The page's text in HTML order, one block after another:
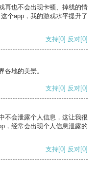
再也不会出现卡顿、掉线的情
个app，我的游戏水平提升了
支持[0] 反对[0]
各地的美景。
支持[0] 反对[0]
不会泄露个人信息，这让我很
，经常会出现个人信息泄露的
支持[0] 反对[0]